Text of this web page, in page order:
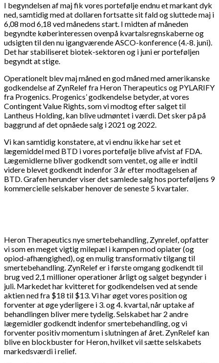
I begyndelsen af maj fik vores portefølje endnu et markant dyk
ned, samtidig med at dollaren fortsatte sit fald og sluttede maj i
6,08 mod 6,18 ved månedens start. I midten af måneden
begyndte køberinteressen ovenpå kvartalsregnskaberne og
udsigten til den nu igangværende ASCO-konference (4.-8. juni).
Det har stabiliseret biotek-sektoren og i juni er porteføljen
begyndt at stige.
Operationelt blev maj måned en god måned med amerikanske
godkendelse af ZynRelef fra Heron Therapeutics og PYLARIFY
fra Progenics. Progenics’ godkendelse betyder, at vores
Contingent Value Rights, som vi modtog efter salget til
Lantheus Holding, kan blive udmøntet i værdi. Det sker på på
baggrund af det opnåede salg i 2021 og 2022.
Vi kan samtidig konstatere, at vi endnu ikke har set et
lægemiddel med BTD i vores portefølje blive afvist af FDA.
Lægemidlerne bliver godkendt som ventet, og alle er indtil
videre blevet godkendt indenfor 3 år efter modtagelsen af
BTD. Grafen herunder viser det samlede salg hos porteføljens 9
kommercielle selskaber henover de seneste 5 kvartaler.
Heron Therapeutics nye smertebehandling, Zynrelef, opfatter
vi som en meget vigtig milepæl i kampen mod opiater (og
opiod-afhængighed), og en mulig transformativ tilgang til
smertebehandling. ZynRelef er i første omgang godkendt til
brug ved 2,1 millioner operationer årligt og salget begynder i
juli. Markedet har kvitteret for godkendelsen ved at sende
aktien ned fra $18 til $13. Vi har øget vores position og
forventer at øge yderligere i 3. og 4. kvartal, når uptake af
behandlingen bliver mere tydelig. Selskabet har 2 andre
lægemidler godkendt indenfor smertebehandling, og vi
forventer positiv momentum i slutningen af året. ZynRelef kan
blive en blockbuster for Heron, hvilket vil sætte selskabets
markedsværdi i relief.